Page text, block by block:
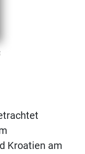
Kroatien am